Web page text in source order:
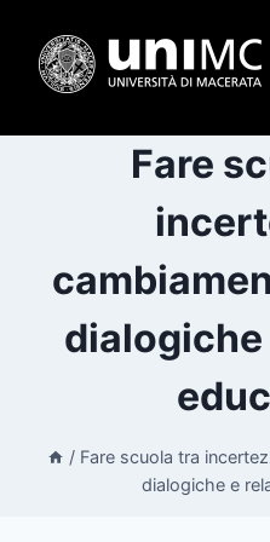
contenuto
Fare
/ Fare scuola tra
dialogiche e